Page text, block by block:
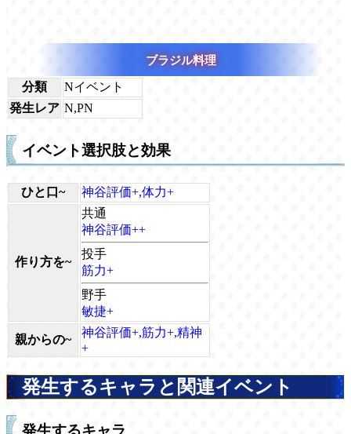
ブラジル料理
分類
Nイベント
発生レア N,PN
イベント選択肢と効果
ひと口~ 神谷評価+,体力+
作り方を~
共通
神谷評価++
投手
筋力+
野手
敏捷+
親からの~
神谷評価+,筋力+,精神
+
発生するキャラと関連イベント
発生するキャラ